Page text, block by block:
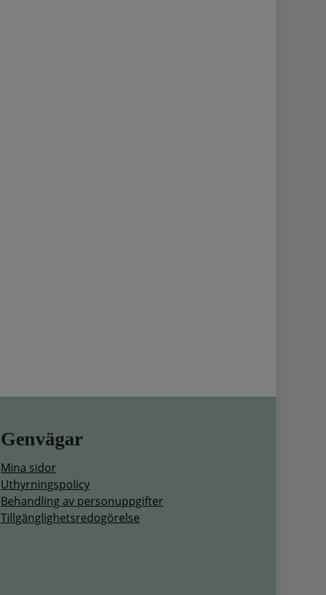
Genvägar
Mina sidor
Uthyrningspolicy
Behandling av personuppgifter
Tillgänglighetsredogörelse